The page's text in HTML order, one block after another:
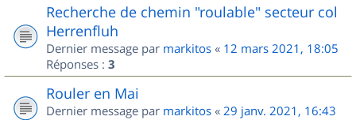
Recherche de chemin "roulable" secteur col
Herrenfluh
Dernier message par markitos « 12 mars 2021, 18:05
Réponses : 3
Rouler en Mai
Dernier message par markitos « 29 janv. 2021, 16:43